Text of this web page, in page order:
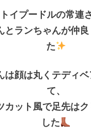
トイプードルの常連
とランちゃんが仲
た
は顔は丸くテディ
て、
カット風で足先は
した